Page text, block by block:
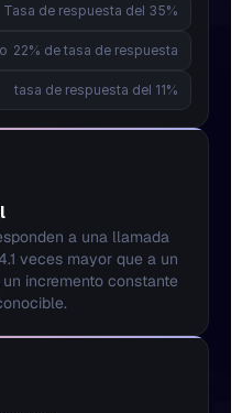
Tasa de respuesta del 35%
22% de tasa de respuesta
tasa de respuesta del 11%
a una llamada
veces mayor que a un
incremento constante